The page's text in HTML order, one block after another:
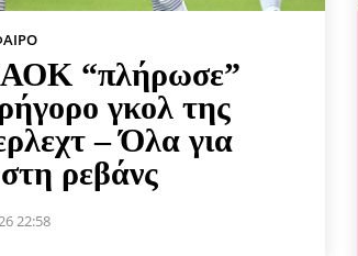
“πλήρωσε”
γκολ της
– Όλα για
ρεβάνς
22:58